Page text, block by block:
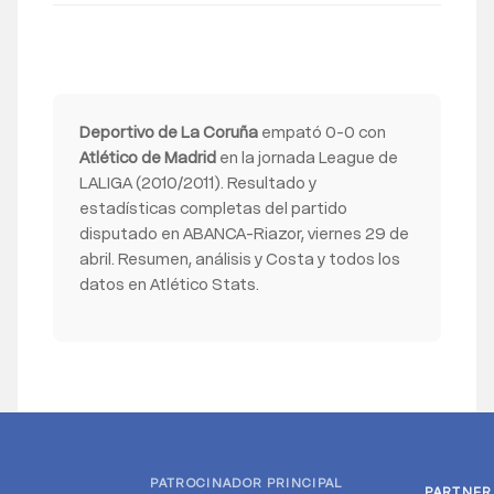
Deportivo de La Coruña empató 0-0 con
Atlético de Madrid en la jornada League de
LALIGA (2010/2011). Resultado y
estadísticas completas del partido
disputado en ABANCA-Riazor, viernes 29 de
abril. Resumen, análisis y Costa y todos los
datos en Atlético Stats.
PATROCINADOR PRINCIPAL